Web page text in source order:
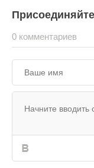
0 комментариев